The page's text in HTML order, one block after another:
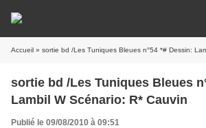
Accueil » sortie bd /Les Tuniques Bleues n°54 *# Dessin:
sortie bd /Les Tuniques Bleues n°54 *# Dessin:
Lambil W Scénario: R* Cauvin
Publié le 09/08/2010 à 09:51